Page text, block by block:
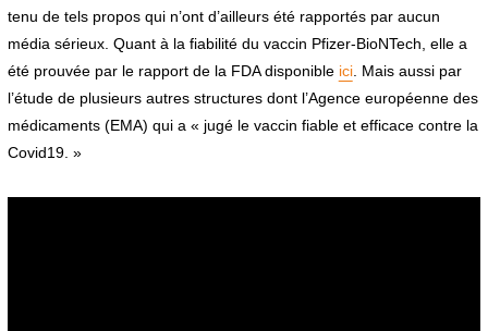
tenu de tels propos qui n’ont d’ailleurs été rapportés par aucun
média sérieux. Quant à la fiabilité du vaccin Pfizer-BioNTech, elle a
été prouvée par le rapport de la FDA disponible ici. Mais aussi par
l’étude de plusieurs autres structures dont l’Agence européenne des
médicaments (EMA) qui a « jugé le vaccin fiable et efficace contre la
Covid19. »